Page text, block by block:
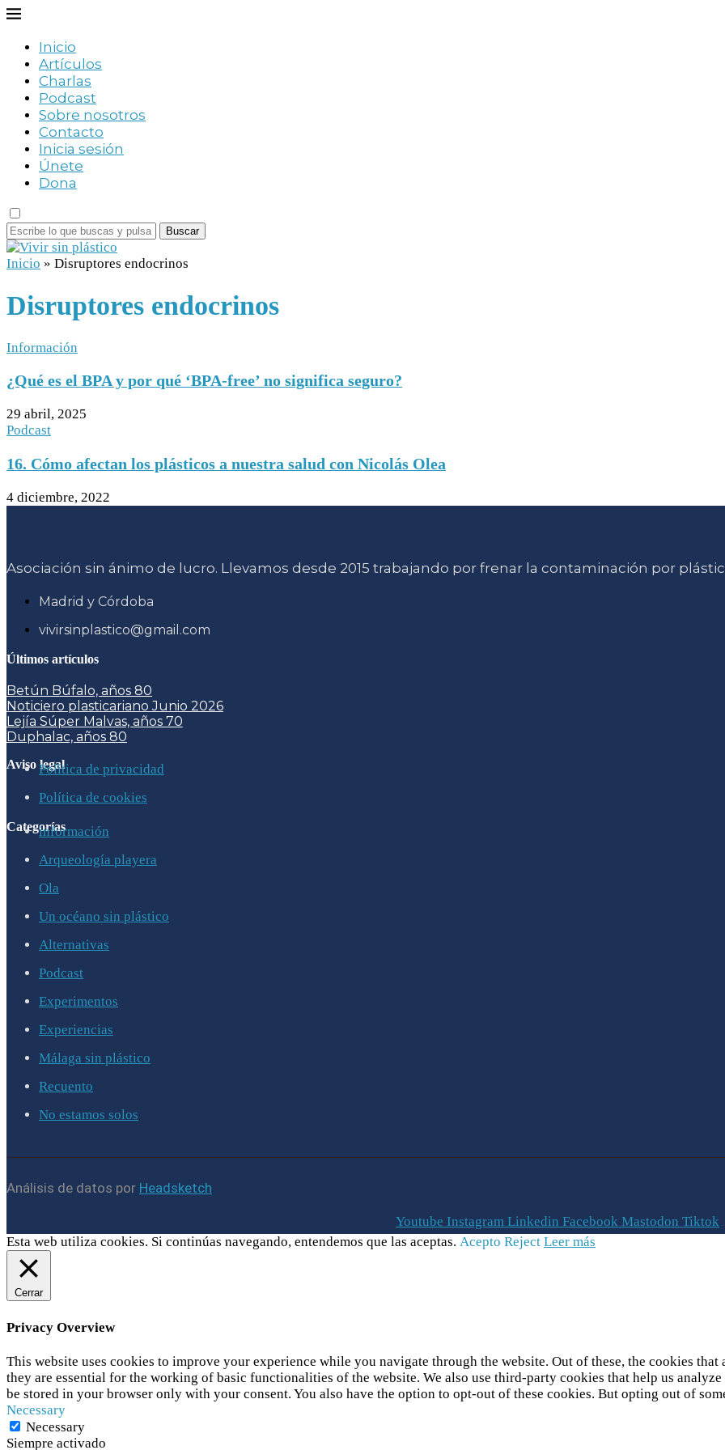
Inicio
Artículos
Charlas
Podcast
Sobre nosotros
Contacto
Inicia sesión
Únete
Dona
Buscar
Inicio » Disruptores endocrinos
Disruptores endocrinos
Información
¿Qué es el BPA y por qué ‘BPA-free’ no significa seguro?
29 abril, 2025
Podcast
16. Cómo afectan los plásticos a nuestra salud con Nicolás Olea
4 diciembre, 2022
Asociación sin ánimo de lucro. Llevamos desde 2015 trabajando por frenar la contaminación por
Madrid y Córdoba
vivirsinplastico@gmail.com
Últimos artículos
Betún Búfalo, años 80
Noticiero plasticariano Junio 2026
Lejía Súper Malvas, años 70
Duphalac, años 80
Aviso legalPolítica de privacidad
Política de cookies
Categoríasinformación
Arqueología playera
Ola
Un océano sin plástico
Alternativas
Podcast
Experimentos
Experiencias
Málaga sin plástico
Recuento
No estamos solos
Análisis de datos por Headsketch
Youtube Instagram Linkedin Facebook Mastodon Tiktok
Esta web utiliza cookies. Si continúas navegando, entendemos que las aceptas. Acepto Reject Leer más
Cerrar
Privacy Overview
This website uses cookies to improve your experience while you navigate through the website. Out of these, the cookies that
they are essential for the working of basic functionalities of the website. We also use third-party cookies that help us
be stored in your browser only with your consent. You also have the option to opt-out of these cookies. But opting out of
Necessary
Necessary
Siempre activado